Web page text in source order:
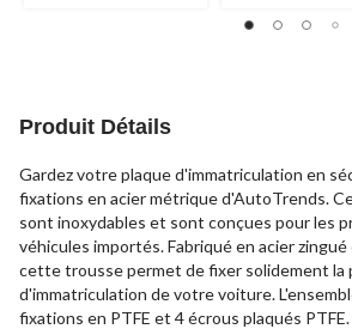
Produit Détails
Gardez votre plaque d'immatriculation en
fixations en acier métrique d'AutoTrends.
sont inoxydables et sont conçues pour les
véhicules importés. Fabriqué en acier
cette trousse permet de fixer solidement la
d'immatriculation de votre voiture.
fixations en PTFE et 4 écrous plaqués